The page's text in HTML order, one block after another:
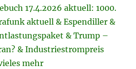
17.4.2026 aktuell: 1000.
aktuell & Espendiller &
& Trump –
& Industriestrompreis
mehr